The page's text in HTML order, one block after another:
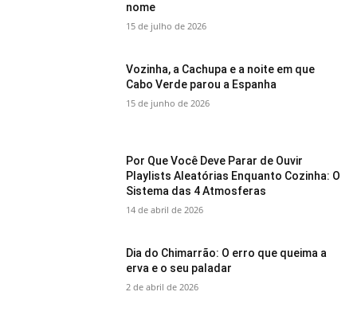
nome
15 de julho de 2026
Vozinha, a Cachupa e a noite em que
Cabo Verde parou a Espanha
15 de junho de 2026
Por Que Você Deve Parar de Ouvir
Playlists Aleatórias Enquanto Cozinha: O
Sistema das 4 Atmosferas
14 de abril de 2026
Dia do Chimarrão: O erro que queima a
erva e o seu paladar
2 de abril de 2026